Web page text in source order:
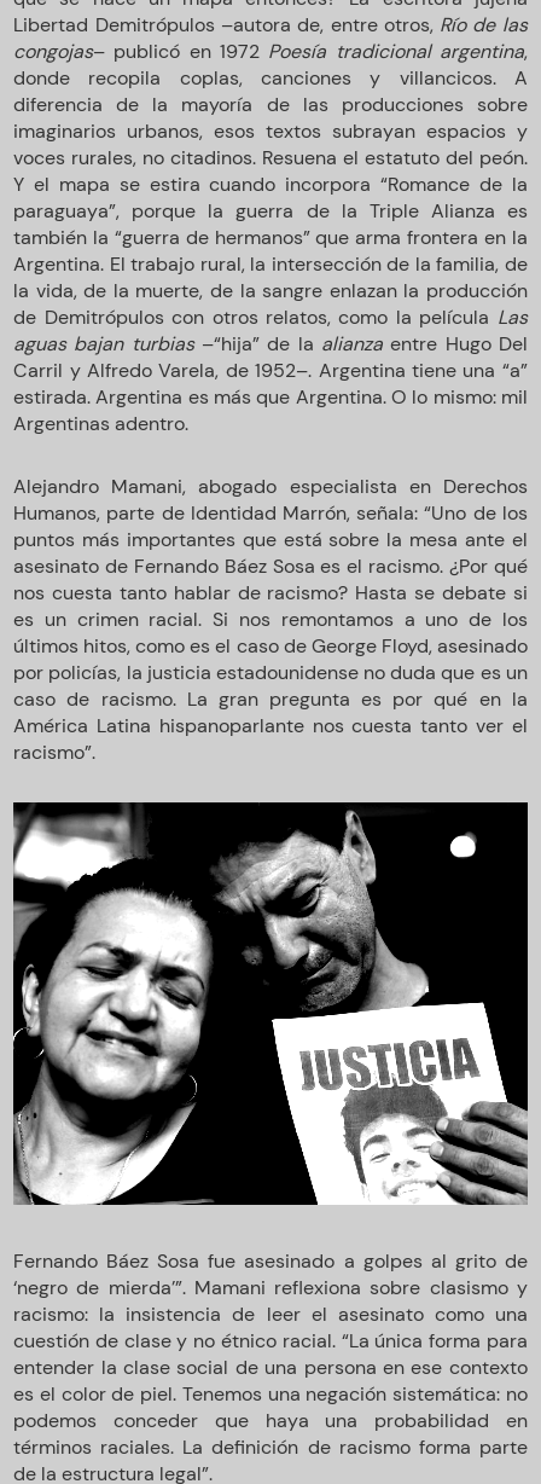
Libertad Demitrópulos –autora de, entre otros, Río de las
congojas– publicó en 1972 Poesía tradicional argentina,
donde recopila coplas, canciones y villancicos. A
diferencia de la mayoría de las producciones sobre
imaginarios urbanos, esos textos subrayan espacios y
voces rurales, no citadinos. Resuena el estatuto del peón.
Y el mapa se estira cuando incorpora “Romance de la
paraguaya”, porque la guerra de la Triple Alianza es
también la “guerra de hermanos” que arma frontera en la
Argentina. El trabajo rural, la intersección de la familia, de
la vida, de la muerte, de la sangre enlazan la producción
de Demitrópulos con otros relatos, como la película Las
aguas bajan turbias–“hija” de la alianzaentre Hugo Del
Carril y Alfredo Varela, de 1952–. Argentina tiene una “a”
estirada. Argentina es más que Argentina. O lo mismo: mil
Argentinas adentro.
Alejandro Mamani, abogado especialista en Derechos
Humanos, parte de Identidad Marrón, señala: “Uno de los
puntos más importantes que está sobre la mesa ante el
asesinato de Fernando Báez Sosa es el racismo. ¿Por qué
nos cuesta tanto hablar de racismo? Hasta se debate si
es un crimen racial. Si nos remontamos a uno de los
últimos hitos, como es el caso de George Floyd, asesinado
por policías, la justicia estadounidense no duda que es un
caso de racismo. La gran pregunta es por qué en la
América Latina hispanoparlante nos cuesta tanto ver el
racismo”.
Fernando Báez Sosa fue asesinado a golpes al grito de
‘negro de mierda’”. Mamani reflexiona sobre clasismo y
racismo: la insistencia de leer el asesinato como una
cuestión de clase y no étnico racial. “La única forma para
entender la clase social de una persona en ese contexto
es el color de piel. Tenemos una negación sistemática: no
podemos conceder que haya una probabilidad en
términos raciales. La definición de racismo forma parte
de la estructura legal”.